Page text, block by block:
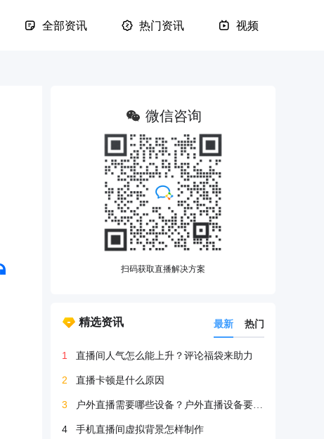
全部资讯 热门资讯 视频
微信咨询
扫码获取直播解决方案
精选资讯 最新 热门
1 直播间人气怎么能上升？评论福袋来助力
2 直播卡顿是什么原因
3 户外直播需要哪些设备？户外直播设备要很多吗？
4 手机直播间虚拟背景怎样制作